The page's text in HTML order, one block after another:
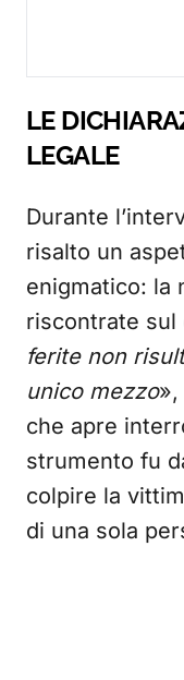
LE
LEGALE
Durante
risalto un
enigmatico: la
riscontrate sul
ferite non
unico mezzo»,
che apre
strumento fu
colpire la
di una sola